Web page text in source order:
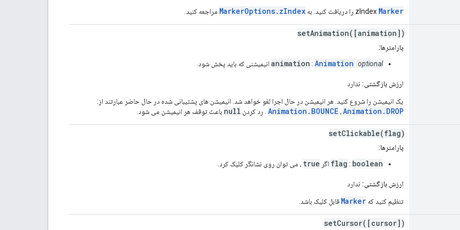
zIndex Marker را دریافت کنید. به MarkerOptions.zIndex مراجعه کنید.
setAnimation([animation])
پارامترها:
animation :Animation optional انیمیشنی که باید پخش شود.
ارزش بازگشتی: ندارد
یک انیمیشن را شروع کنید. هر انیمیشن در حال اجرا لغو خواهد شد. انیمیشن های پشتیبانی شده در حال حاضر عبارتند از:
Animation.BOUNCE ،Animation.DROP . رد کردن null باعث توقف هر انیمیشن می شود.
setClickable(flag)
پارامترها:
flag : boolean اگر true ، می توان روی نشانگر کلیک کرد.
ارزش بازگشتی: ندارد
تنظیم کنید که Marker قابل کلیک باشد.
setCursor([cursor])